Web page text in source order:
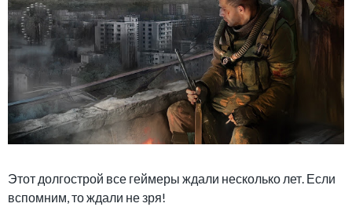
Этот долгострой все геймеры ждали несколько лет. Если
вспомним, то ждали не зря!